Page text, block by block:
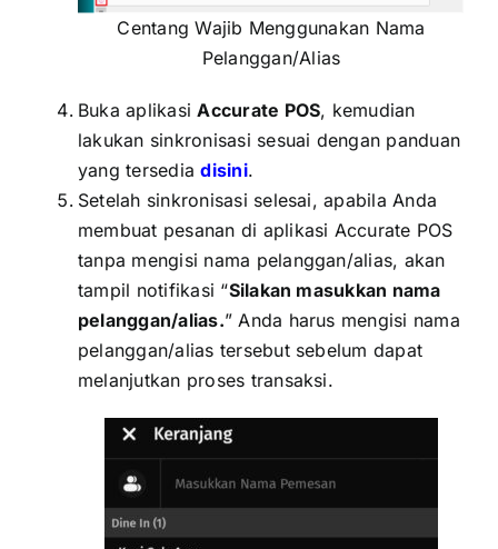
Centang Wajib Menggunakan Nama
Pelanggan/Alias
Buka aplikasiAccurate POS, kemudian
lakukan sinkronisasi sesuai dengan panduan
yang tersediadisini.
Setelah sinkronisasi selesai, apabila Anda
membuat pesanan di aplikasi Accurate POS
tanpa mengisi nama pelanggan/alias, akan
tampil notifikasi “Silakan masukkan nama
pelanggan/alias.” Anda harus mengisi nama
pelanggan/alias tersebut sebelum dapat
melanjutkan proses transaksi.